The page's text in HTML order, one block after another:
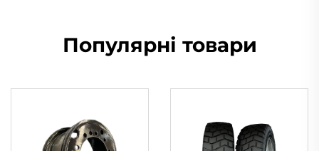
Популярні товари